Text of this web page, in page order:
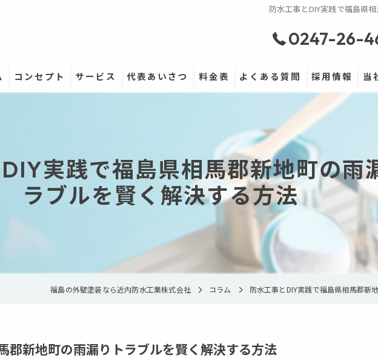
防水工事とDIY実践で福島県
0247-26-
コンセプト サービス 代表あいさつ 料金表 よくある質問 採用情報 当
実践で福島県相馬郡新地町の雨
ラブルを賢く解決する方法
福島の外壁塗装なら近内防水工業株式会社 コラム 防水工事とDIY実践で福島県相馬郡新
郡新地町の雨漏りトラブルを賢く解決する方法